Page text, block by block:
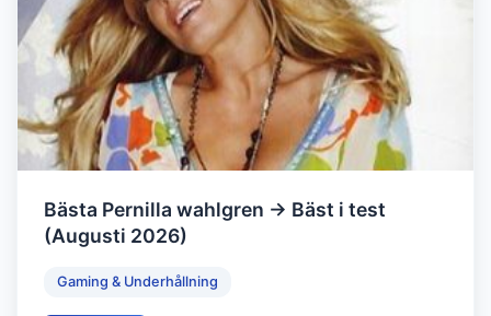
Bästa Pernilla wahlgren → Bäst i test
(Augusti 2026)
Gaming & Underhållning